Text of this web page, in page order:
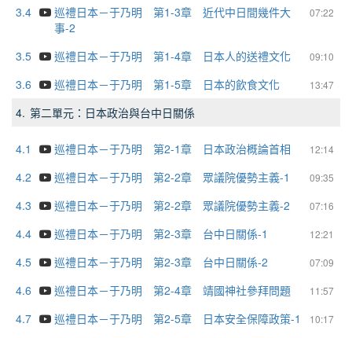
3.4
07:22
巡禮日本－于乃明 第1-3章 近代中日間幾件大
事-2
3.5
09:10
巡禮日本－于乃明 第1-4章 日本人的送禮文化
3.6
13:47
巡禮日本－于乃明 第1-5章 日本的飲食文化
4. 第二單元：日本政治與台中日關係
4.1 12:14
巡禮日本－于乃明 第2-1章 日本政治概論首相
4.2
09:35
巡禮日本－于乃明 第2-2章 眾議院優勢主義-1
4.3
07:16
巡禮日本－于乃明 第2-2章 眾議院優勢主義-2
4.4
12:21
巡禮日本－于乃明 第2-3章 台中日關係-1
4.5
07:09
巡禮日本－于乃明 第2-3章 台中日關係-2
4.6
11:57
巡禮日本－于乃明 第2-4章 靖國神社參拜問題
4.7
10:17
巡禮日本－于乃明 第2-5章 日本安全保障政策-1